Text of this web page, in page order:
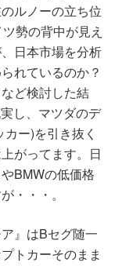
ルノーの立ち位
勢の背中が見え
日本市場を分析
れているのか？
ど検討した結
し、マツダのデ
ー)を引き抜く
がってます。日
BMWの低価格
・・・。
』はBセグ随一
トカーそのまま